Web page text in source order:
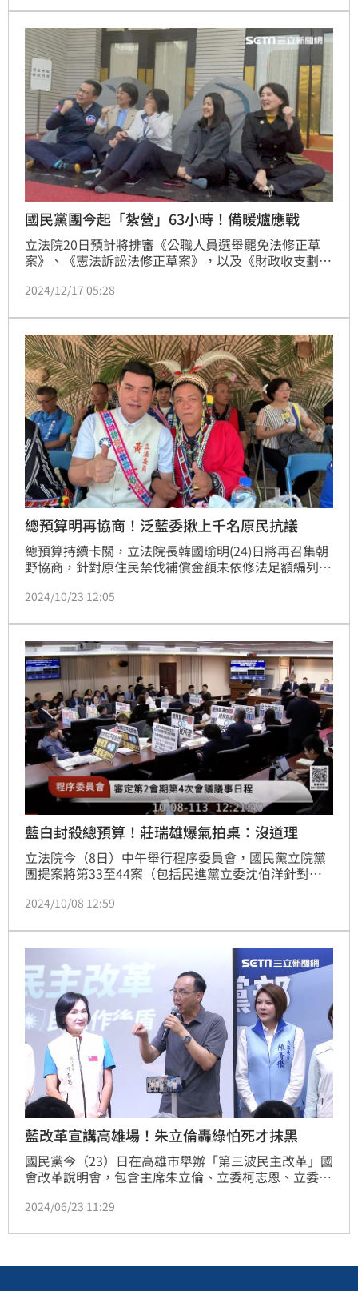
就怕影響選情。
國民黨團今起「紮營」63小時！備暖爐應戰
立法院20日預計將排審《公職人員選舉罷免法修正草
案》、《憲法訴訟法修正草案》，以及《財政收支劃分
再次爆發衝突，國民黨團今（17）日開始搭帳篷守夜，
守護主席台。由於這幾天將有寒流，國民黨團也將準備
暖爐以避免有人受寒。
2024/12/17 05:28
總預算明再協商！泛藍委揪上千名原民抗議
總預算持續卡關，立法院長韓國瑜明(24)日將再召集朝
野協商，針對原住民禁伐補償金額未依修法足額編列，
委黃仁今天透過臉書表示，原住民禁伐補償條例修正案
出草了」。
2024/10/23 12:05
藍白封殺總預算！莊瑞雄爆氣拍桌：沒道理
立法院今（8日）中午舉行程序委員會，國民黨立院黨
團提案將第33至44案（包括民進黨立委沈伯洋針對
案，以及中央總預算案）暫緩列案，藍白再度合作，最
人、棄權者0人，總預算案繼續卡關。
2024/10/08 12:59
藍改革宣講高雄場！朱立倫轟綠怕死才抹黑
國民黨今（23）日在高雄市舉辦「第三波民主改革」國
會改革說明會，包含主席朱立倫、立委柯志恩、立委許
講，氣氛相當熱鬧，聚集約200多位民眾前來參加。朱
死，所以就抹黑抹紅打群架，國民黨一定會查到底；立
盾。
2024/06/23 11:29